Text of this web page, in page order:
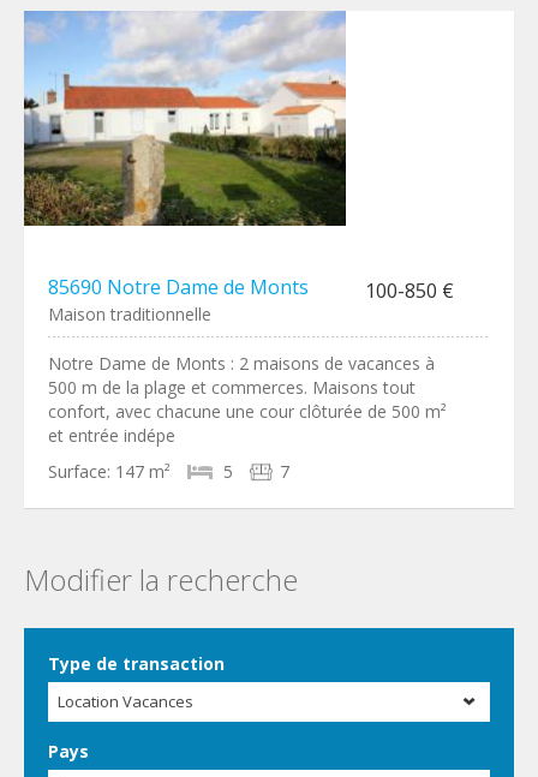
85690 Notre Dame de Monts 100-850 €
Maison traditionnelle
Notre Dame de Monts : 2 maisons de vacances à
500 m de la plage et commerces. Maisons tout
confort, avec chacune une cour clôturée de 500 m²
et entrée indépe
Surface: 147 m² 5 7
Modifier la recherche
Type de transaction
Location Vacances
Pays